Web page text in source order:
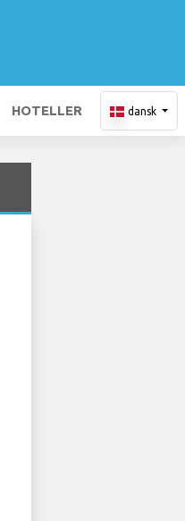
HOTELLER dansk